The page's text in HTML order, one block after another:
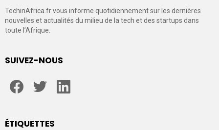
TechinAfrica.fr vous informe quotidiennement sur les dernières
nouvelles et actualités du milieu de la tech et des startups dans
toute l’Afrique.
SUIVEZ-NOUS
ÉTIQUETTES